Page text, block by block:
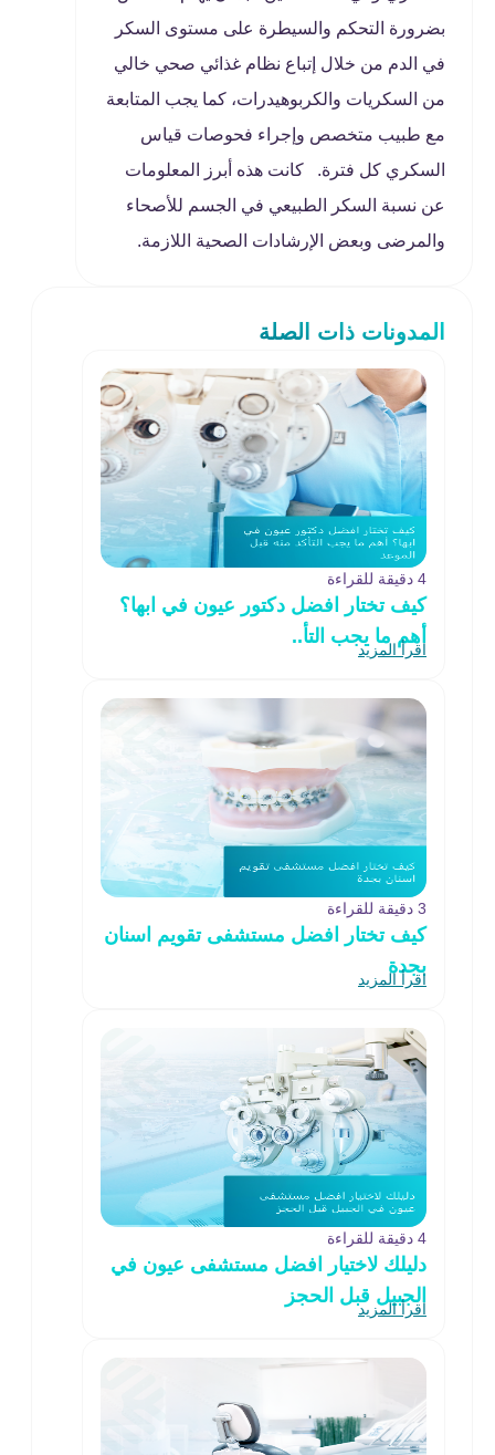
بضرورة التحكم والسيطرة على مستوى السكر
في الدم من خلال إتباع نظام غذائي صحي خالي
من السكريات والكربوهيدرات، كما يجب المتابعة
مع طبيب متخصص وإجراء فحوصات قياس
السكري كل فترة. كانت هذه أبرز المعلومات
عن نسبة السكر الطبيعي في الجسم للأصحاء
والمرضى وبعض الإرشادات الصحية اللازمة.
المدونات ذات الصلة
4 دقيقة للقراءة
كيف تختار افضل دكتور عيون في ابها؟
أهم ما يجب التأ..
اقرأ المزيد
3 دقيقة للقراءة
كيف تختار افضل مستشفى تقويم اسنان
بجدة
اقرأ المزيد
4 دقيقة للقراءة
دليلك لاختيار افضل مستشفى عيون في
الجبيل قبل الحجز
اقرأ المزيد